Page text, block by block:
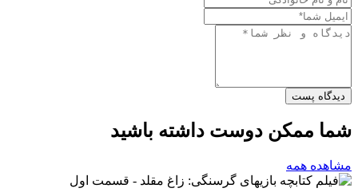
دیدگاه پست
شما ممکن دوست داشته باشید
مشاهده همه